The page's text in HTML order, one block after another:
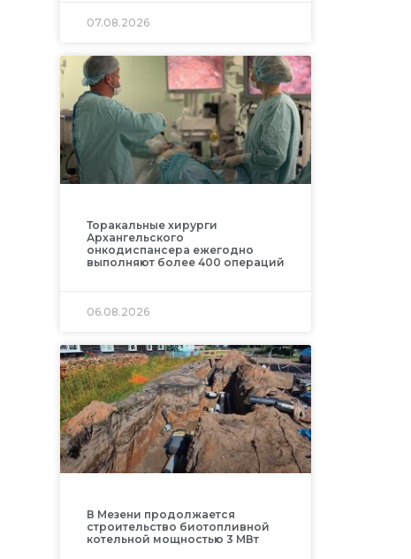
07.08.2026
Торакальные хирурги
Архангельского
онкодиспансера ежегодно
выполняют более 400 операций
06.08.2026
В Мезени продолжается
строительство биотопливной
котельной мощностью 3 МВт